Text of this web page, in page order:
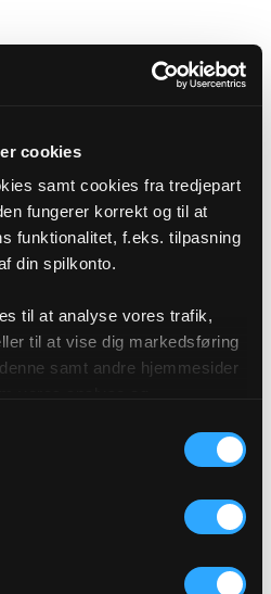
cookies
samt cookies fra tredjepart
fungerer korrekt og til at
funktionalitet, f.eks. tilpasning
din spilkonto.
til at analyse vores trafik,
til at vise dig markedsføring
samt andre hjemmesider
eller ved at klikke videre til
finder i bunden af vores